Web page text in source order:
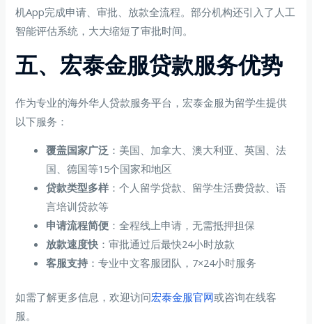
机App完成申请、审批、放款全流程。部分机构还引入了人工
智能评估系统，大大缩短了审批时间。
五、宏泰金服贷款服务优势
作为专业的海外华人贷款服务平台，宏泰金服为留学生提供
以下服务：
覆盖国家广泛 ：美国、加拿大、澳大利亚、英国、法
国、德国等15个国家和地区
贷款类型多样 ：个人留学贷款、留学生活费贷款、语
言培训贷款等
申请流程简便 ：全程线上申请，无需抵押担保
放款速度快 ：审批通过后最快24小时放款
客服支持 ：专业中文客服团队，7×24小时服务
如需了解更多信息，欢迎访问宏泰金服官网或咨询在线客
服。